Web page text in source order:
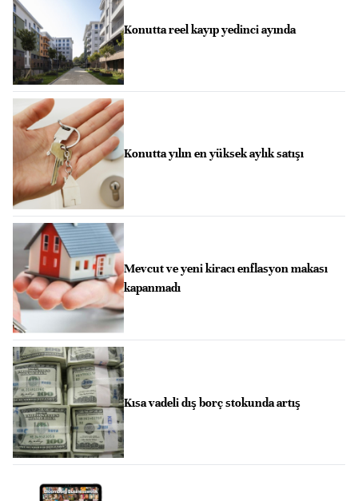
Konutta reel kayıp yedinci ayında
Konutta yılın en yüksek aylık satışı
Mevcut ve yeni kiracı enflasyon makası
kapanmadı
Kısa vadeli dış borç stokunda artış